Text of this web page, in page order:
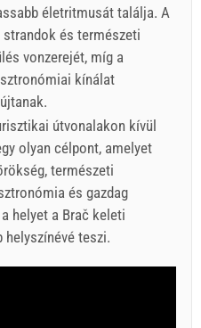
életritmusát találja. A
és természeti
vonzerejét, míg a
kínálat
útvonalakon kívül
olyan célpont, amelyet
természeti
és gazdag
helyet a Brač keleti
helyszínévé teszi.